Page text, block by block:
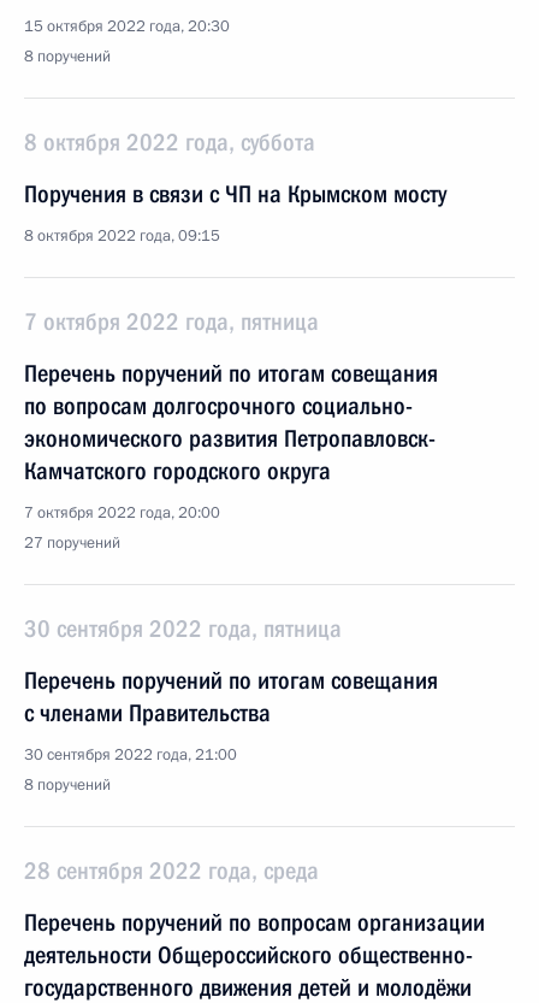
15 октября 2022 года, 20:30
8 поручений
8 октября 2022 года, суббота
Поручения в связи с ЧП на Крымском мосту
8 октября 2022 года, 09:15
7 октября 2022 года, пятница
Перечень поручений по итогам совещания
по вопросам долгосрочного социально-
экономического развития Петропавловск-
Камчатского городского округа
7 октября 2022 года, 20:00
27 поручений
30 сентября 2022 года, пятница
Перечень поручений по итогам совещания
с членами Правительства
30 сентября 2022 года, 21:00
8 поручений
28 сентября 2022 года, среда
Перечень поручений по вопросам организации
деятельности Общероссийского общественно-
государственного движения детей и молодёжи